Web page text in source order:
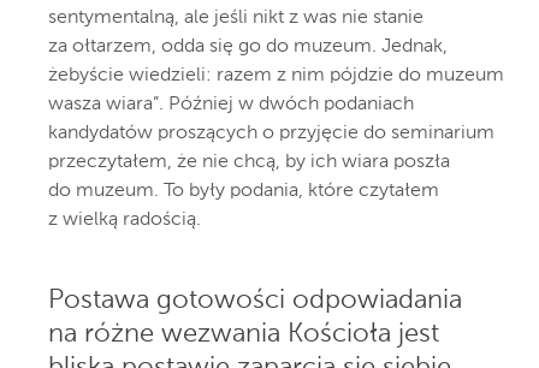
sentymentalną, ale jeśli nikt z was nie stanie
za ołtarzem, odda się go do muzeum. Jednak,
żebyście wiedzieli: razem z nim pójdzie do muzeum
wasza wiara”. Później w dwóch podaniach
kandydatów proszących o przyjęcie do seminarium
przeczytałem, że nie chcą, by ich wiara poszła
do muzeum. To były podania, które czytałem
z wielką radością.
Postawa gotowości odpowiadania
na różne wezwania Kościoła jest